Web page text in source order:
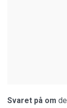
Svaret på om